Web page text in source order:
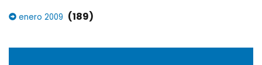
enero 2009 (189)